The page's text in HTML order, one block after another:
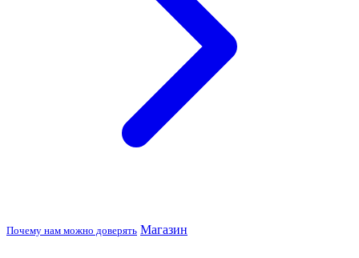
Почему нам можно доверять Магазин